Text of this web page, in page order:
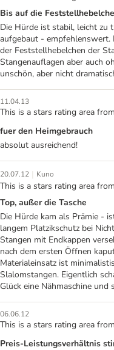
Bis auf die
Die Hürde ist stabil, leicht zu
aufgebaut -
der Feststellhebelchen der
Stangenauflagen aber auch
unschön, aber nicht
11.04.13
This is a stars rating area
fuer den Heimgebrauch
absolut ausreichend!
20.07.12 | Kuno
This is a stars rating area
Top, außer die Tasche
Die Hürde kam als Prämie -
langem Platzikschutz bei
Stangen mit Endkappen
nach dem ersten Öffnen
Materialeinsatz ist
Slalomstangen. Eigentlich
Glück eine Nähmaschine
06.06.12
This is a stars rating area
Preis-Leistungsverhältnis